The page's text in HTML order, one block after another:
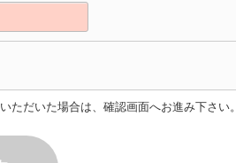
ただいた場合は、確認画面へお進み下さい。